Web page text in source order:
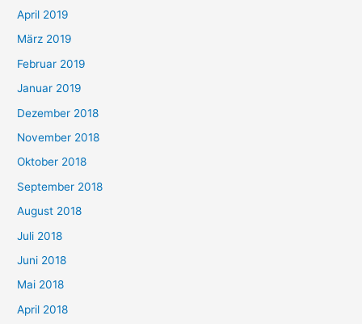
April 2019
März 2019
Februar 2019
Januar 2019
Dezember 2018
November 2018
Oktober 2018
September 2018
August 2018
Juli 2018
Juni 2018
Mai 2018
April 2018